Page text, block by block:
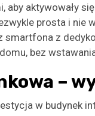
aktywowały
prosta i nie
smartfona z
bez
–
w budynek